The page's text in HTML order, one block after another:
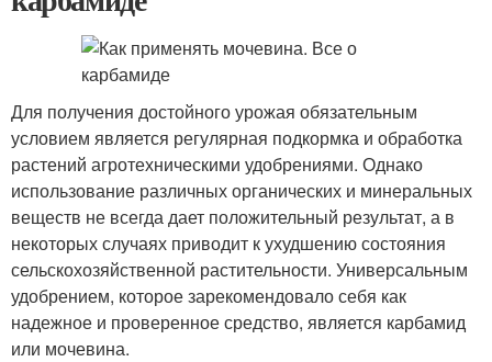
Для получения достойного урожая обязательным
условием является регулярная подкормка и обработка
растений агротехническими удобрениями. Однако
использование различных органических и минеральных
веществ не всегда дает положительный результат, а в
некоторых случаях приводит к ухудшению состояния
сельскохозяйственной растительности. Универсальным
удобрением, которое зарекомендовало себя как
надежное и проверенное средство, является карбамид
или мочевина.